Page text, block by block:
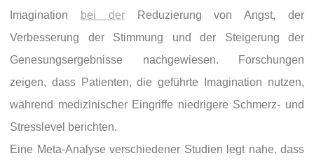
Imagination
bei derReduzierung von Angst, der
Verbesserung der Stimmung und der Steigerung der
Genesungsergebnisse nachgewiesen. Forschungen
zeigen, dass Patienten, die geführte Imagination nutzen,
während medizinischer Eingriffe niedrigere Schmerz- und
Stresslevel berichten.
Eine Meta-Analyse verschiedener Studien legt nahe, dass